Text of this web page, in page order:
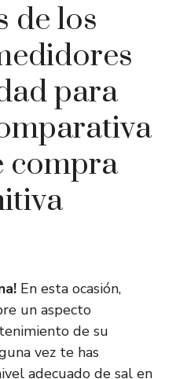
de los
para
compra
En esta ocasión,
un aspecto
de su
vez te has
adecuado de sal en